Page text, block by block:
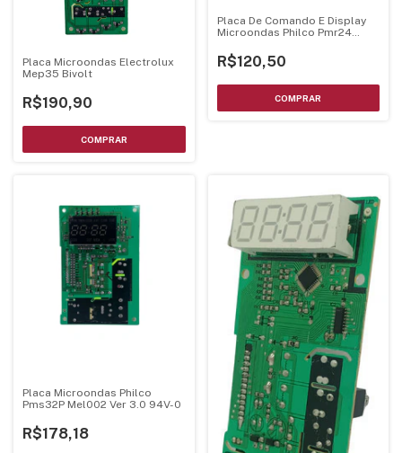
Placa Microondas Electrolux
Mep35 Bivolt
R$190,90
Placa De Comando E Display
Microondas Philco Pmr24
R$120,50
Placa Microondas Philco
Pms32P Mel002 Ver 3.0 94V-0
R$178,18